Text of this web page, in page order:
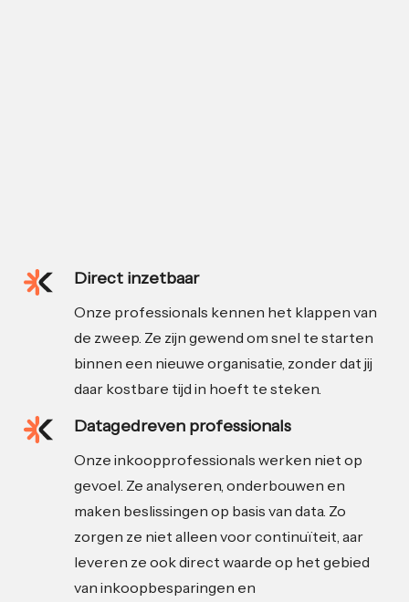
Direct inzetbaar
Onze professionals kennen het klappen van
de zweep. Ze zijn gewend om snel te starten
binnen een nieuwe organisatie, zonder dat jij
daar kostbare tijd in hoeft te steken.
Datagedreven professionals
Onze inkoopprofessionals werken niet op
gevoel. Ze analyseren, onderbouwen en
maken beslissingen op basis van data. Zo
zorgen ze niet alleen voor continuïteit, aar
leveren ze ook direct waarde op het gebied
van inkoopbesparingen en